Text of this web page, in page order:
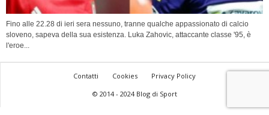
Fino alle 22.28 di ieri sera nessuno, tranne qualche appassionato di calcio
sloveno, sapeva della sua esistenza. Luka Zahovic, attaccante classe '95, è
l'eroe...
Contatti Cookies
Privacy Policy
© 2014 - 2024 Blog di Sport